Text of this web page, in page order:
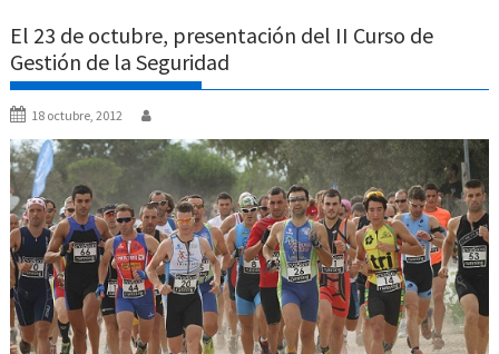
El 23 de octubre, presentación del II Curso de
Gestión de la Seguridad
18 octubre, 2012